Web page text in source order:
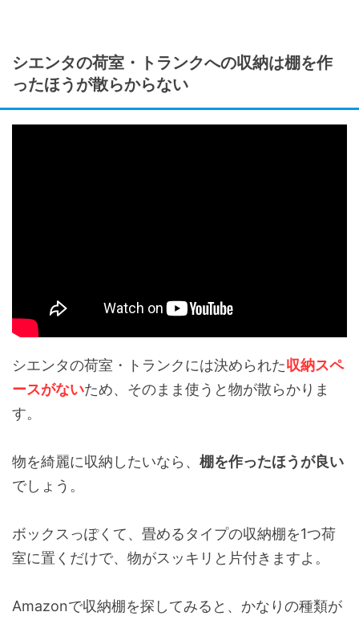
シエンタの荷室・トランクへの収納は棚を作
ったほうが散らからない
シエンタの荷室・トランクには決められた収納スペ
ースがないため、そのまま使うと物が散らかりま
す。
物を綺麗に収納したいなら、 棚を作ったほうが良い
でしょう。
ボックスっぽくて、畳めるタイプの収納棚を1つ荷
室に置くだけで、物がスッキリと片付きますよ。
Amazonで収納棚を探してみると、かなりの種類が